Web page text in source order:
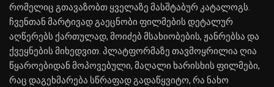
რომელიც გთავაზობთ ყველაზე მასშტაბურ კატალოგს.
ჩვენთან მარტივად გაეცნობი ფილმების დეტალურ
აღწერებს ქართულად, მოიძებ მსახიობების, ჟანრებსა და
ქვეყნების მიხედვით. პლატფორმაზე თავმოყრილია ღია
წყაროებიდან მოპოვებული, მაღალი ხარისხის ფილმები,
რაც დაგეხმარება სწრაფად გადაწყვიტო, რა ნახო